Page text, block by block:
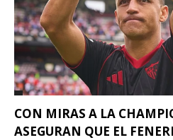
CON MIRAS A LA
ASEGURAN QUE EL